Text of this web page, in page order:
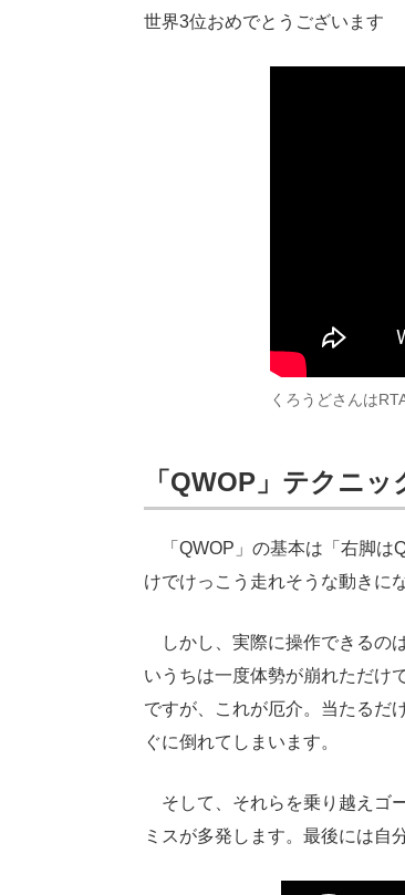
世界3位おめでとうございます
くろうどさんは
「QWOP」テクニッ
「QWOP」の基本は「右脚は
けでけっこう走れそうな動きに
しかし、実際に操作できるの
いうちは一度体勢が崩れただけ
ですが、これが厄介。当たるだ
ぐに倒れてしまいます。
そして、それらを乗り越えゴ
ミスが多発します。最後には自